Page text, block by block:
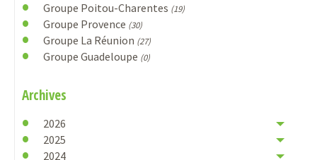
Groupe Poitou-Charentes (19)
Groupe Provence (30)
Groupe La Réunion (27)
Groupe Guadeloupe (0)
Archives
2026
2025
2024